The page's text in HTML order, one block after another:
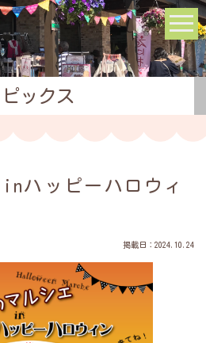
ピックス
ハッピーハロウィ
掲載日：2024.10.24